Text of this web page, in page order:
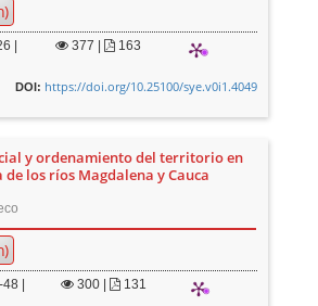
| 377 163
DOI: https://doi.org/10.25100/sye.v0i1.4049
y ordenamiento del territorio en
de los ríos Magdalena y Cauca
| 300| 131